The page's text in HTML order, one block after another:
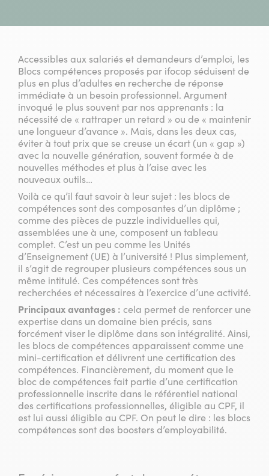
Accessibles aux salariés et demandeurs d’emploi, les
Blocs compétences proposés par ifocop séduisent de
plus en plus d’adultes en recherche de réponse
immédiate à un besoin professionnel. Argument
invoqué le plus souvent par nos apprenants : la
nécessité de « rattraper un retard » ou de « maintenir
une longueur d’avance ». Mais, dans les deux cas,
éviter à tout prix que se creuse un écart (un « gap »)
avec la nouvelle génération, souvent formée à de
nouvelles méthodes et plus à l’aise avec les
nouveaux outils…
Voilà ce qu’il faut savoir à leur sujet : les blocs de
compétences sont des composantes d’un diplôme ;
comme des pièces de puzzle individuelles qui,
assemblées une à une, composent un tableau
complet. C’est un peu comme les Unités
d’Enseignement (UE) à l’université ! Plus simplement,
il s’agit de regrouper plusieurs compétences sous un
même intitulé. Ces compétences sont très
recherchées et nécessaires à l’exercice d’une activité.
Principaux avantages : cela permet de renforcer une
expertise dans un domaine bien précis, sans
forcément viser le diplôme dans son intégralité. Ainsi,
les blocs de compétences apparaissent comme une
mini-certification et délivrent une certification des
compétences. Financièrement, du moment que le
bloc de compétences fait partie d’une certification
professionnelle inscrite dans le référentiel national
des certifications professionnelles, éligible au CPF, il
est lui aussi éligible au CPF. On peut le dire : les blocs
compétences sont des boosters d’employabilité.